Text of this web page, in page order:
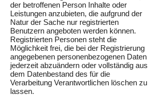
der betroffenen Person Inhalte oder
Leistungen anzubieten, die aufgrund der
Natur der Sache nur registrierten
Benutzern angeboten werden können.
Registrierten Personen steht die
Möglichkeit frei, die bei der Registrierung
angegebenen personenbezogenen Daten
jederzeit abzuändern oder vollständig aus
dem Datenbestand des für die
Verarbeitung Verantwortlichen löschen zu
lassen.